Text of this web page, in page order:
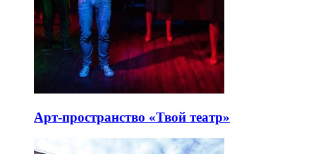
Арт-пространство «Твой театр»